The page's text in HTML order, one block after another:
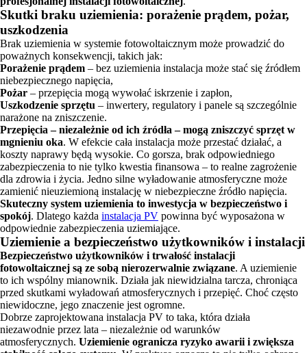
Skutki braku uziemienia: porażenie prądem, pożar,
uszkodzenia
Brak uziemienia w systemie fotowoltaicznym może prowadzić do
poważnych konsekwencji, takich jak:
Porażenie prądem – bez uziemienia instalacja może stać się źródłem
niebezpiecznego napięcia,
Pożar – przepięcia mogą wywołać iskrzenie i zapłon,
Uszkodzenie sprzętu – inwertery, regulatory i panele są szczególnie
narażone na zniszczenie.
Przepięcia – niezależnie od ich źródła – mogą zniszczyć sprzęt w
mgnieniu oka. W efekcie cała instalacja może przestać działać, a
koszty naprawy będą wysokie. Co gorsza, brak odpowiedniego
zabezpieczenia to nie tylko kwestia finansowa – to realne zagrożenie
dla zdrowia i życia. Jedno silne wyładowanie atmosferyczne może
zamienić nieuziemioną instalację w niebezpieczne źródło napięcia.
Skuteczny system uziemienia to inwestycja w bezpieczeństwo i
spokój. Dlatego każda instalacja PV powinna być wyposażona w
odpowiednie zabezpieczenia uziemiające.
Uziemienie a bezpieczeństwo użytkowników i instalacji
Bezpieczeństwo użytkowników i trwałość instalacji
fotowoltaicznej są ze sobą nierozerwalnie związane. A uziemienie
to ich wspólny mianownik. Działa jak niewidzialna tarcza, chroniąca
przed skutkami wyładowań atmosferycznych i przepięć. Choć często
niewidoczne, jego znaczenie jest ogromne.
Dobrze zaprojektowana instalacja PV to taka, która działa
niezawodnie przez lata – niezależnie od warunków
atmosferycznych. Uziemienie ogranicza ryzyko awarii i zwiększa